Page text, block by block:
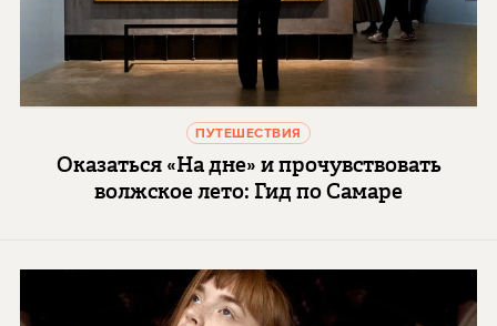
ПУТЕШЕСТВИЯ
Оказаться «На дне» и прочувствовать
волжское лето: Гид по Самаре